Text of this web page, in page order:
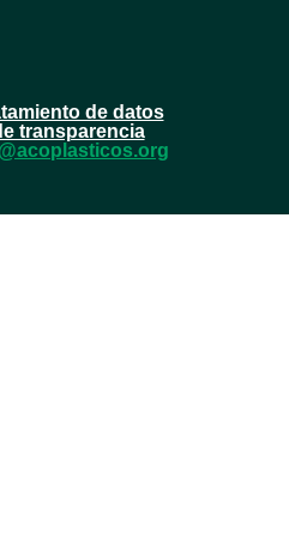
de datos
transparencia